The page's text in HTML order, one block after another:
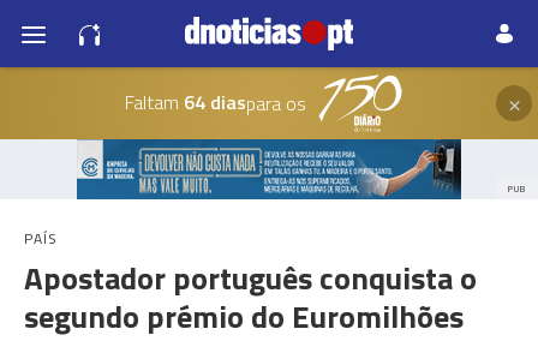
Faltam 64 diaspara os ×
PUB
PAÍS
Apostador português conquista o
segundo prémio do Euromilhões